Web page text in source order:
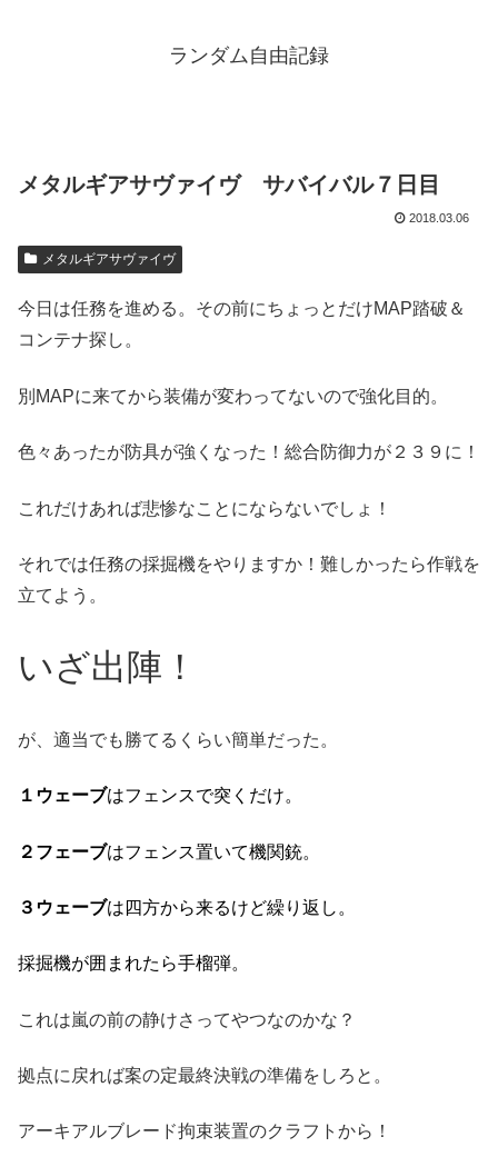
ランダム自由記録
メタルギアサヴァイヴ サバイバル７日目
2018.03.06
メタルギアサヴァイヴ
今日は任務を進める。その前にちょっとだけMAP踏破＆
コンテナ探し。
別MAPに来てから装備が変わってないので強化目的。
色々あったが防具が強くなった！総合防御力が２３９に！
これだけあれば悲惨なことにならないでしょ！
それでは任務の採掘機をやりますか！難しかったら作戦を
立てよう。
いざ出陣！
が、適当でも勝てるくらい簡単だった。
１ウェーブはフェンスで突くだけ。
２フェーブはフェンス置いて機関銃。
３ウェーブは四方から来るけど繰り返し。
採掘機が囲まれたら手榴弾。
これは嵐の前の静けさってやつなのかな？
拠点に戻れば案の定最終決戦の準備をしろと。
アーキアルブレード拘束装置のクラフトから！